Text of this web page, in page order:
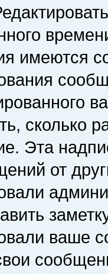
имеются
сколько
Эта
от
ваше